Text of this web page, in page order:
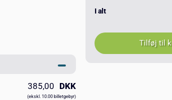
385,00 DKK
(ekskl. 10.00 billetgebyr)
I alt